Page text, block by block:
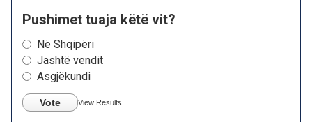
Pushimet tuaja këtë vit?
Në Shqipëri
Jashtë vendit
Asgjëkundi
Vote View Results